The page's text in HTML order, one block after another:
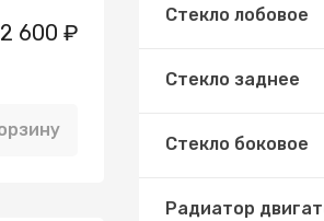
2 600 ₽
Стекло лобовое
Стекло заднее
Стекло боковое
Радиатор